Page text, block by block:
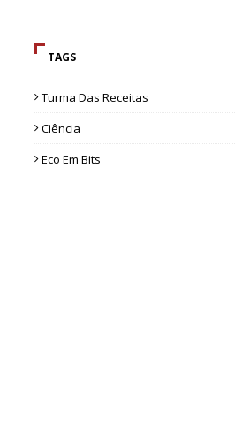
TAGS
Turma Das Receitas
Ciência
Eco Em Bits